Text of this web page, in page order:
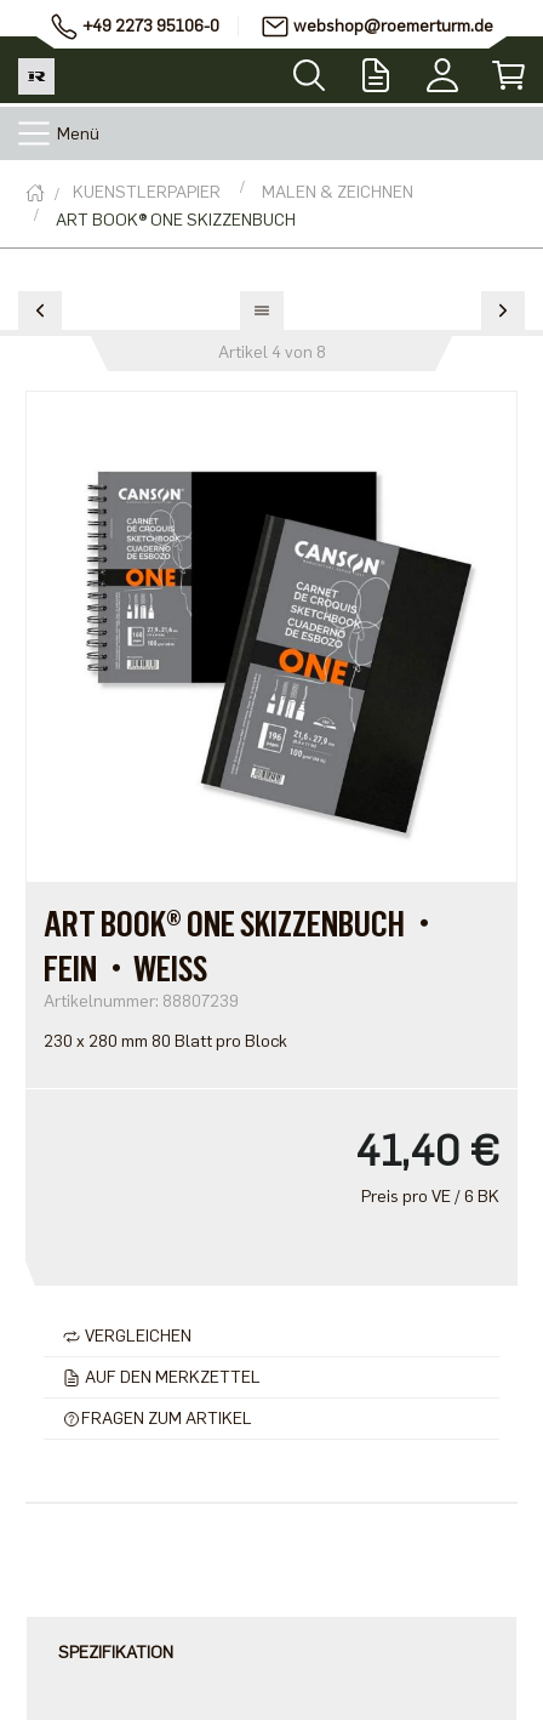
+49 2273 95106-0 webshop@roemerturm.de
Menü
KUENSTLERPAPIER
MALEN & ZEICHNEN
ART BOOK® ONE SKIZZENBUCH
Artikel 4 von 8
ART BOOK® ONE SKIZZENBUCH・
FEIN・WEISS
Artikelnummer: 88807239
230 x 280 mm 80 Blatt pro Block
41,40 €
Preis pro VE / 6 BK
VERGLEICHEN
AUF DEN MERKZETTEL
FRAGEN ZUM ARTIKEL
SPEZIFIKATION